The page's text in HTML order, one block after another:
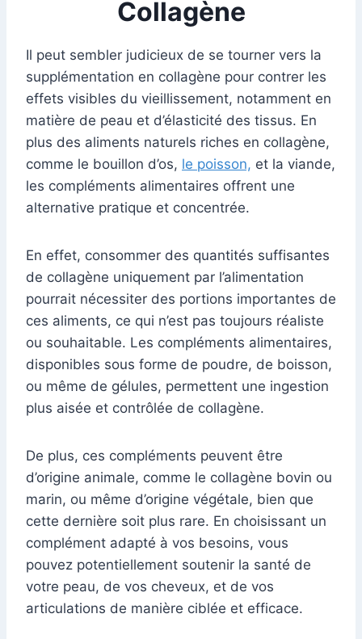
Collagène
Il peut sembler judicieux de se tourner vers la
supplémentation en collagène pour contrer les
effets visibles du vieillissement, notamment en
matière de peau et d’élasticité des tissus. En
plus des aliments naturels riches en collagène,
comme le bouillon d’os, le poisson, et la viande,
les compléments alimentaires offrent une
alternative pratique et concentrée.
En effet, consommer des quantités suffisantes
de collagène uniquement par l’alimentation
pourrait nécessiter des portions importantes de
ces aliments, ce qui n’est pas toujours réaliste
ou souhaitable. Les compléments alimentaires,
disponibles sous forme de poudre, de boisson,
ou même de gélules, permettent une ingestion
plus aisée et contrôlée de collagène.
De plus, ces compléments peuvent être
d’origine animale, comme le collagène bovin ou
marin, ou même d’origine végétale, bien que
cette dernière soit plus rare. En choisissant un
complément adapté à vos besoins, vous
pouvez potentiellement soutenir la santé de
votre peau, de vos cheveux, et de vos
articulations de manière ciblée et efficace.